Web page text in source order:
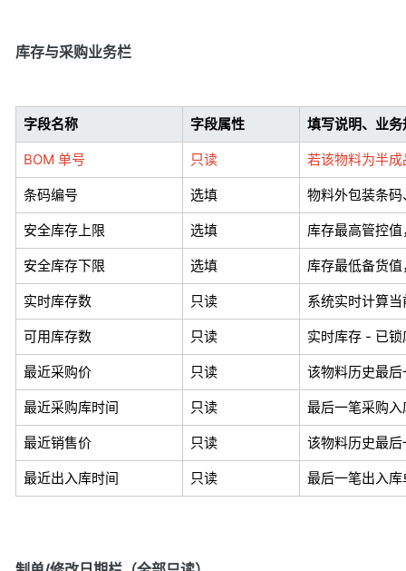
库存与采购业务栏
字段名称 字段属性 填写说明、业务
BOM 单号 只读 若该物料为半
条码编号 选填 物料外包装条
安全库存上限 选填 库存最高管控
安全库存下限 选填 库存最低备货
实时库存数 只读 系统实时计算
可用库存数 只读 实时库存 - 已
最近采购价 只读 该物料历史最
最近采购库时间 只读 最后一笔采购
最近销售价 只读 该物料历史最
最近出入库时间 只读 最后一笔出入